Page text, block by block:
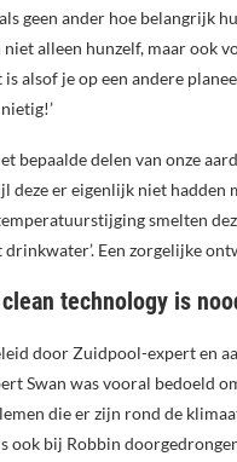
geen ander hoe belangrijk
alleen hunzelf, maar ook
alsof je op een andere
bepaalde delen van onze
deze er eigenlijk niet
smelten
Een zorgelijke
technology is
door Zuidpool-expert en
Swan was vooral bedoeld
die er zijn rond de
ook bij Robbin